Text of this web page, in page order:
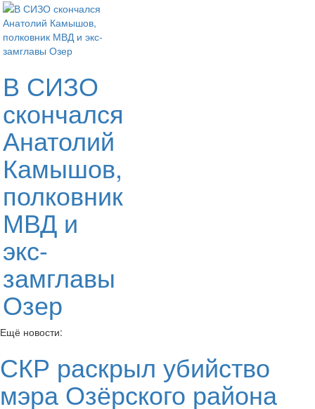
В СИЗО
скончался
Анатолий
Камышов,
полковник
МВД и
экс-
замглавы
Озер
Ещё новости:
СКР раскрыл убийство
мэра Озёрского района